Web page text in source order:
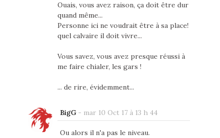
Ouais, vous avez raison, ça doit être dur
quand même...
Personne ici ne voudrait être à sa place!
quel calvaire il doit vivre...
Vous savez, vous avez presque réussi à
me faire chialer, les gars !
... de rire, évidemment...
BigG- mar 10 Oct 17 à 13 h 44
Ou alors il n'a pas le niveau.